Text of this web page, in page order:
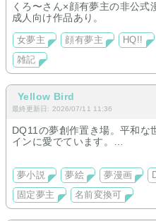
くろ〜さん×顔有夢主の非公式
成人向け作品あり。
女夢主 顔有夢主 HQ!!
雑記
Yellow Bird
最終更新日: 2026/07/11 11:36
DQ11の夢創作置き場。平和な
インに愛でています。
顔出し名前アリの固定夢主で
夢小説 夢絵 夢漫画
固定夢主
名前変換可